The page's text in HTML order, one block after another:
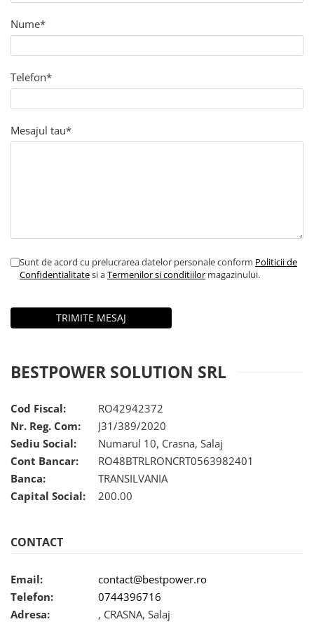
Nume*
Telefon*
Mesajul tau*
Sunt de acord cu prelucrarea datelor personale conform Politicii de
Confidentialitatesi aTermenilor si conditiilor magazinului.
BESTPOWER SOLUTION SRL
Cod Fiscal:
RO42942372
Nr. Reg. Com:
J31/389/2020
Sediu Social:
Numarul 10, Crasna, Salaj
Cont Bancar:
RO48BTRLRONCRT0563982401
Banca:
TRANSILVANIA
Capital Social:
200.00
CONTACT
Email:
contact@bestpower.ro
Telefon:
0744396716
Adresa:
, CRASNA, Salaj